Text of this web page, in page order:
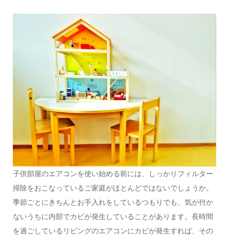
子供部屋のエアコンを使い始める前には、しっかりフィルター
掃除をおこなっているご家庭がほとんどではないでしょうか。
季節ごとにきちんとお手入れをしているつもりでも、気が付か
ないうちに内部でカビが発生していることがあります。長時間
を過ごしているリビングのエアコンにカビが発生すれば、その